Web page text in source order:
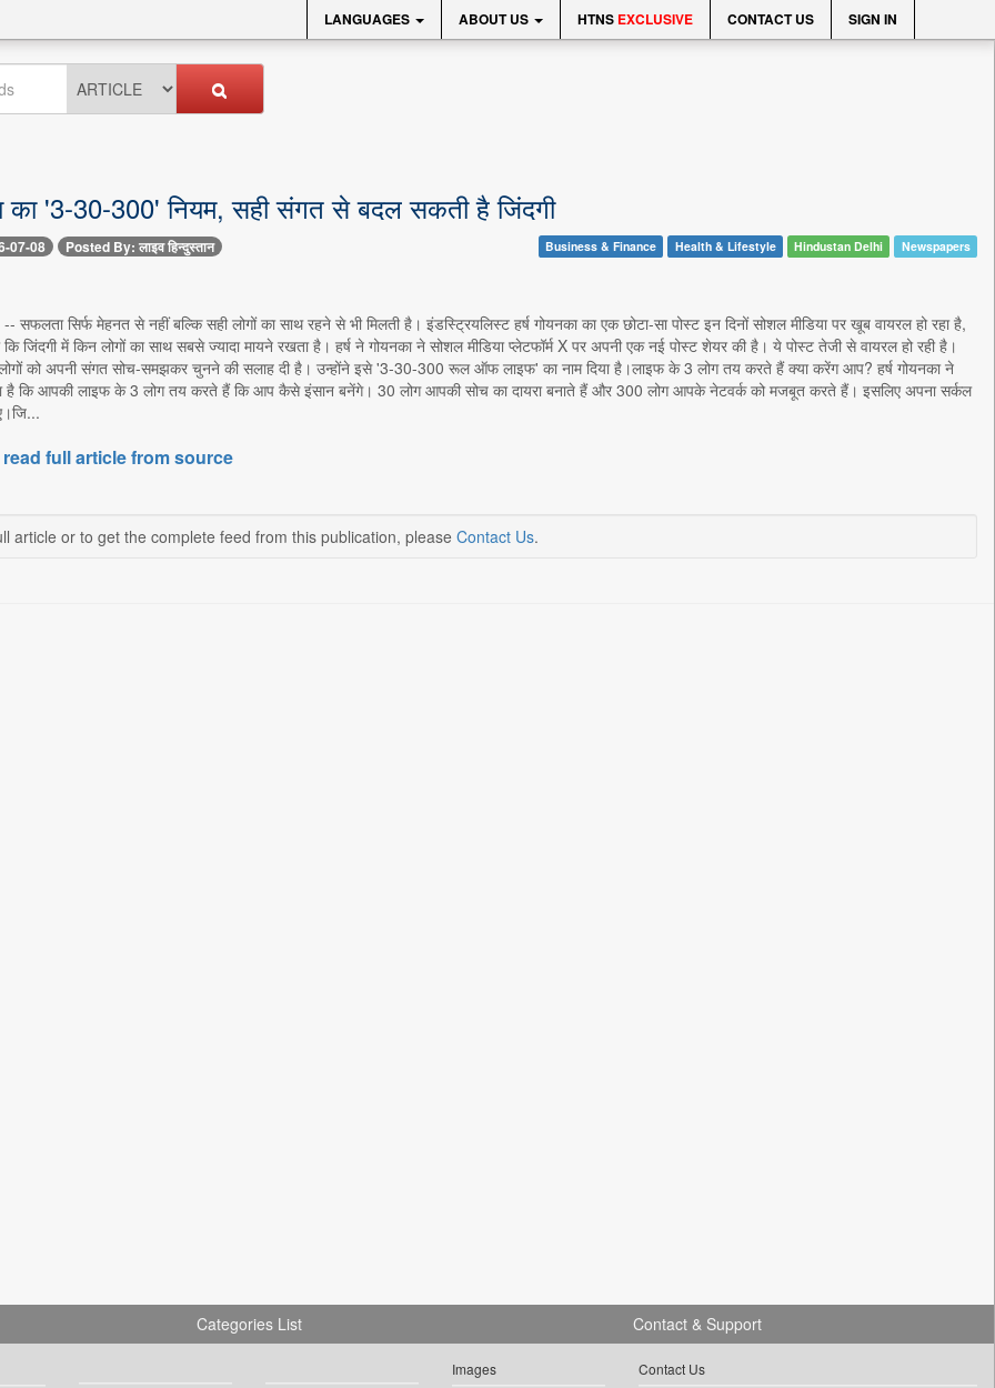
LANGUAGES ABOUT US HTNS EXCLUSIVE CONTACT US SIGN IN
का '3-30-300' नियम, सही संगत से बदल सकती है जिंदगी
07-08 Posted By: लाइव हिन्दुस्तान Business & Finance Health & Lifestyle Hindustan Delhi Newspapers
सफलता सिर्फ मेहनत से नहीं बल्कि सही लोगों का साथ रहने से भी मिलती है। इंडस्ट्रियलिस्ट हर्ष गोयनका का एक छोटा-सा पोस्ट इन दिनों सोशल मीडिया पर खूब वायरल हो रहा है,
कि जिंदगी में किन लोगों का साथ सबसे ज्यादा मायने रखता है। हर्ष ने गोयनका ने सोशल मीडिया प्लेटफॉर्म X पर अपनी एक नई पोस्ट शेयर की है। ये पोस्ट तेजी से वायरल हो रही है।
को अपनी संगत सोच-समझकर चुनने की सलाह दी है। उन्होंने इसे '3-30-300 रूल ऑफ लाइफ' का नाम दिया है।लाइफ के 3 लोग तय करते हैं क्या करेंग आप? हर्ष गोयनका ने
है कि आपकी लाइफ के 3 लोग तय करते हैं कि आप कैसे इंसान बनेंगे। 30 लोग आपकी सोच का दायरा बनाते हैं और 300 लोग आपके नेटवर्क को मजबूत करते हैं। इसलिए अपना सर्कल
full article from source
article or to get the complete feed from this publication, please Contact Us.
Categories List
Images
Contact & Support
Contact Us